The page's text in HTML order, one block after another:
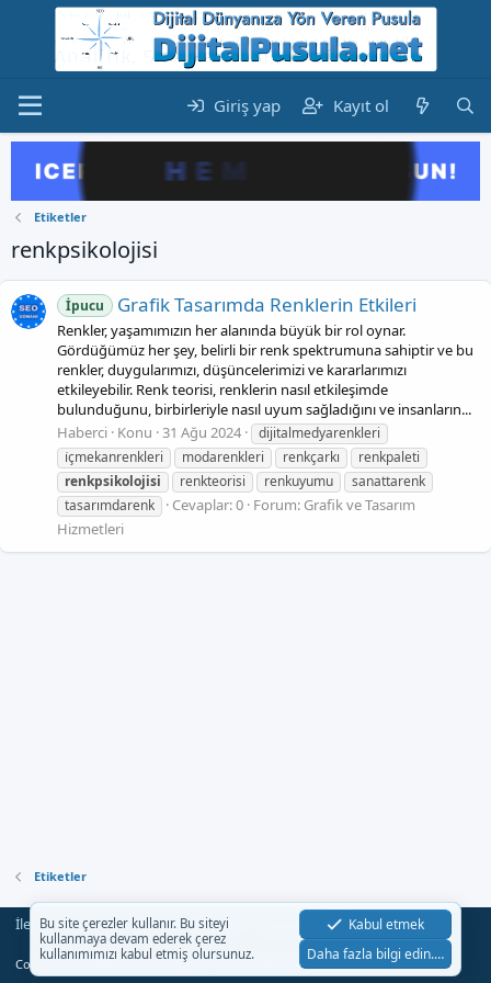
Giriş yap Kayıt ol
Etiketler
renkpsikolojisi
İpucu Grafik Tasarımda Renklerin Etkileri
Renkler, yaşamımızın her alanında büyük bir rol oynar.
Gördüğümüz her şey, belirli bir renk spektrumuna sahiptir ve bu
renkler, duygularımızı, düşüncelerimizi ve kararlarımızı
etkileyebilir. Renk teorisi, renklerin nasıl etkileşimde
bulunduğunu, birbirleriyle nasıl uyum sağladığını ve insanların...
Haberci Konu 31 Ağu 2024
dijitalmedyarenkleri
i̇çmekanrenkleri
modarenkleri renkçarkı
renkpaleti
renkpsikolojisi
renkteorisi renkuyumu
sanattarenk
tasarımdarenk
Cevaplar: 0 Forum: Grafik ve Tasarım
Hizmetleri
Etiketler
İletişim Şartlar Gizlilik Yardım
R
S
S
Community platform by XenForo® © 2010-2023 XenForo Ltd.
Bu site çerezler kullanır. Bu siteyi
kullanmaya devam ederek çerez
kullanımımızı kabul etmiş olursunuz.
Kabul etmek
Daha fazla bilgi edin.…